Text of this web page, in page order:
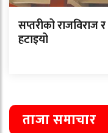
सप्तरीको राजविराज
हटाइयो
ताजा समाचार